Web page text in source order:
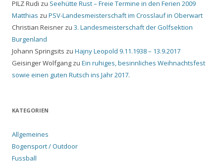
PILZ Rudi zu Seehütte Rust – Freie Termine in den Ferien 2009
Matthias zu PSV-Landesmeisterschaft im Crosslauf in Oberwart
Christian Reisner zu 3. Landesmeisterschaft der Golfsektion
Burgenland
Johann Springsits zu Hajny Leopold 9.11.1938 – 13.9.2017
Geisinger Wolfgang zu Ein ruhiges, besinnliches Weihnachtsfest
sowie einen guten Rutsch ins Jahr 2017.
KATEGORIEN
Allgemeines
Bogensport / Outdoor
Fussball